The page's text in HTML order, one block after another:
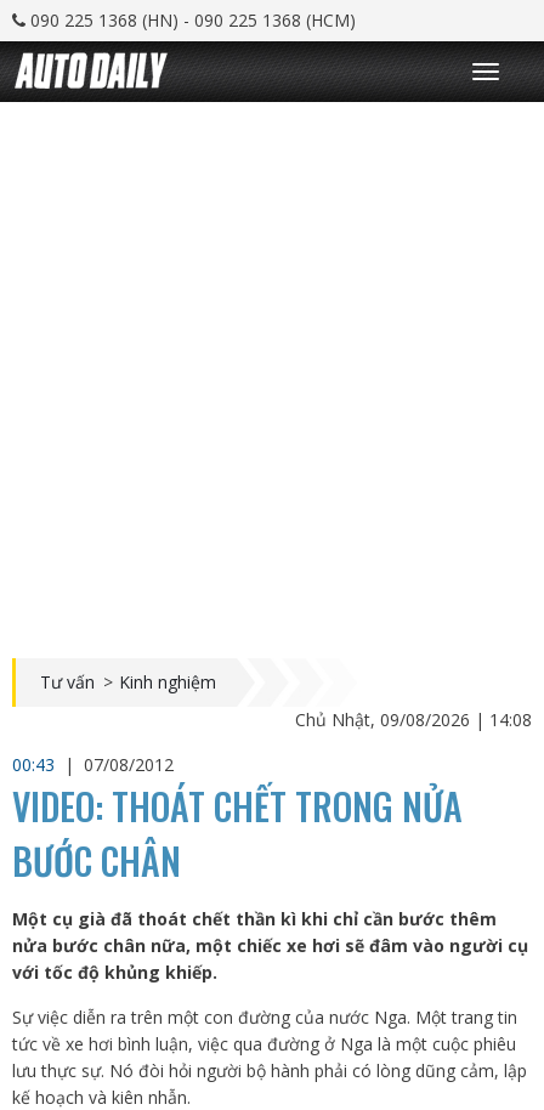
090 225 1368 (HN) - 090 225 1368 (HCM)
T
o
g
Tư vấn > Kinh nghiệm
Chủ Nhật, 09/08/2026 | 14:08
00:43
| 07/08/2012
VIDEO: THOÁT CHẾT TRONG NỬA
BƯỚC CHÂN
Một cụ già đã thoát chết thần kì khi chỉ cần bước thêm
nửa bước chân nữa, một chiếc xe hơi sẽ đâm vào người cụ
với tốc độ khủng khiếp.
Sự việc diễn ra trên một con đường của nước Nga. Một trang tin
tức về xe hơi bình luận, việc qua đường ở Nga là một cuộc phiêu
lưu thực sự. Nó đòi hỏi người bộ hành phải có lòng dũng cảm, lập
kế hoạch và kiên nhẫn.